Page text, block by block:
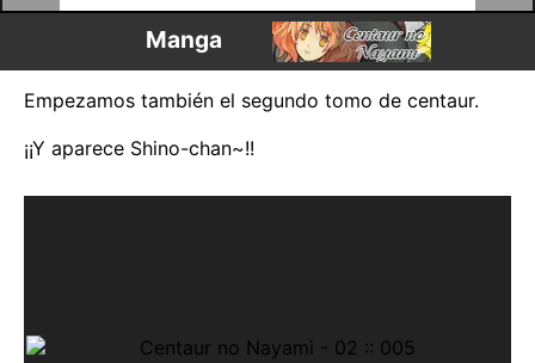
Manga
Empezamos también el segundo tomo de centaur.
¡¡Y aparece Shino-chan~!!